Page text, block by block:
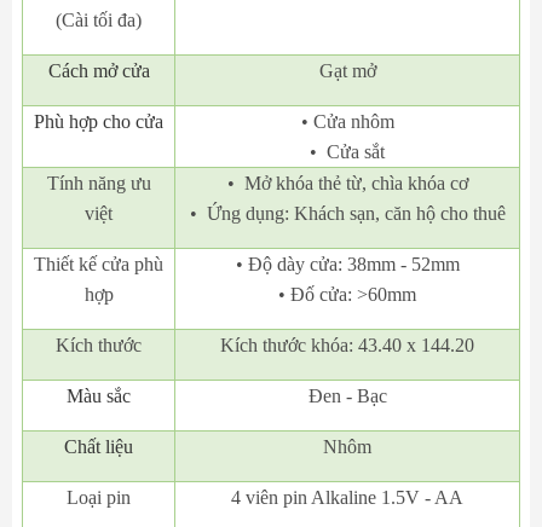
(Cài tối đa)
Cách mở cửa Gạt mở
Phù hợp cho cửa
• Cửa nhôm
• Cửa sắt
Tính năng ưu
việt
• Mở khóa thẻ từ, chìa khóa cơ
• Ứng dụng: Khách sạn, căn hộ cho thuê
Thiết kế cửa phù
hợp
• Độ dày cửa: 38mm - 52mm
• Đố cửa: >60mm
Kích thước Kích thước khóa: 43.40 x 144.20
Màu sắc Đen - Bạc
Chất liệu Nhôm
Loại pin 4 viên pin Alkaline 1.5V - AA